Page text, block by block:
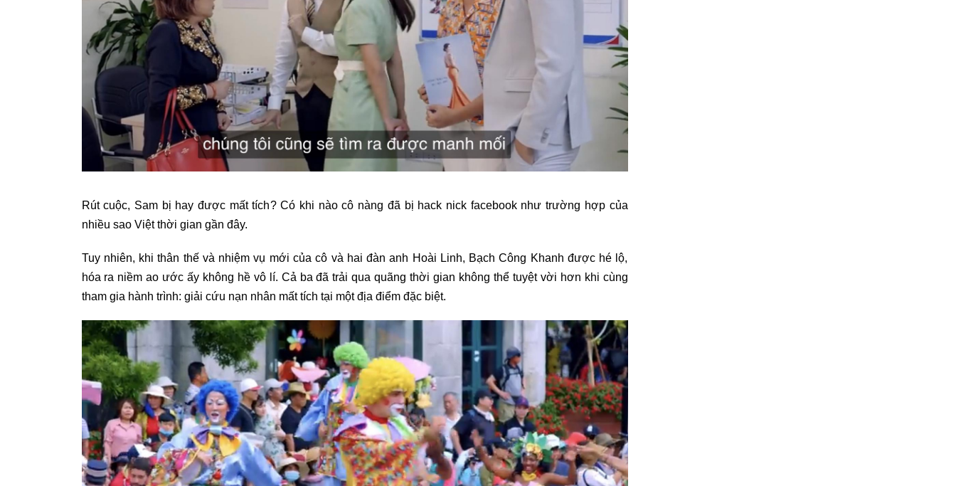
Rút cuộc, Sam bị hay được mất tích? Có khi nào cô nàng đã bị hack nick facebook như trường hợp của
nhiều sao Việt thời gian gần đây.
Tuy nhiên, khi thân thế và nhiệm vụ mới của cô và hai đàn anh Hoài Linh, Bạch Công Khanh được hé lộ,
hóa ra niềm ao ước ấy không hề vô lí. Cả ba đã trải qua quãng thời gian không thể tuyệt vời hơn khi cùng
tham gia hành trình: giải cứu nạn nhân mất tích tại một địa điểm đặc biệt.